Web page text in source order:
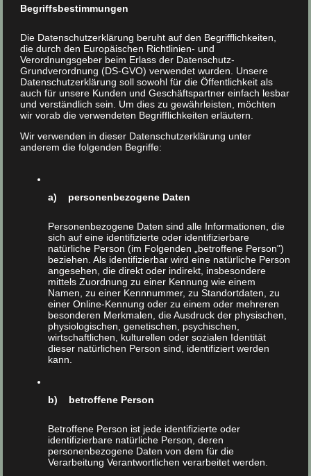
PUR-Hartschaum / Rathipur
Einblasdämmung
Mittels desEinblasverfahrensführen wir u.a. folgende
Dämmungenaus
Fassadendämmung
Dachschrägendämmung
Geschossdeckendämmung
Kellerdeckendämmung
Drempeldämmung
Wir bieten:
individuelle Beratung
erstklassige Ausführung
innovative Materialien
Begriffsbestimmungen
Die Datenschutzerklärung beruht auf den Begrifflichkeiten,
die durch den Europäischen Richtlinien- und
Verordnungsgeber beim Erlass der Datenschutz-
Grundverordnung (DS-GVO) verwendet wurden. Unsere
Datenschutzerklärung soll sowohl für die Öffentlichkeit als
auch für unsere Kunden und Geschäftspartner einfach lesbar
und verständlich sein. Um dies zu gewährleisten, möchten
wir vorab die verwendeten Begrifflichkeiten erläutern.
Wir verwenden in dieser Datenschutzerklärung unter
anderem die folgenden Begriffe:
a) personenbezogene Daten
Personenbezogene Daten sind alle Informationen, die
sich auf eine identifizierte oder identifizierbare
natürliche Person (im Folgenden „betroffene Person")
beziehen. Als identifizierbar wird eine natürliche Person
angesehen, die direkt oder indirekt, insbesondere
mittels Zuordnung zu einer Kennung wie einem
Namen, zu einer Kennnummer, zu Standortdaten, zu
einer Online-Kennung oder zu einem oder mehreren
besonderen Merkmalen, die Ausdruck der physischen,
physiologischen, genetischen, psychischen,
wirtschaftlichen, kulturellen oder sozialen Identität
dieser natürlichen Person sind, identifiziert werden
kann.
b) betroffene Person
Betroffene Person ist jede identifizierte oder
identifizierbare natürliche Person, deren
personenbezogene Daten von dem für die
Verarbeitung Verantwortlichen verarbeitet werden.